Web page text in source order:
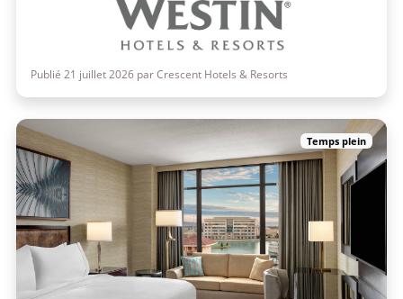
Publié 21 juillet 2026 par Crescent Hotels & Resorts
Temps plein